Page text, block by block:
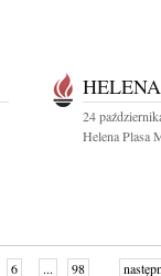
24
Helena Plasa
6 ... 98